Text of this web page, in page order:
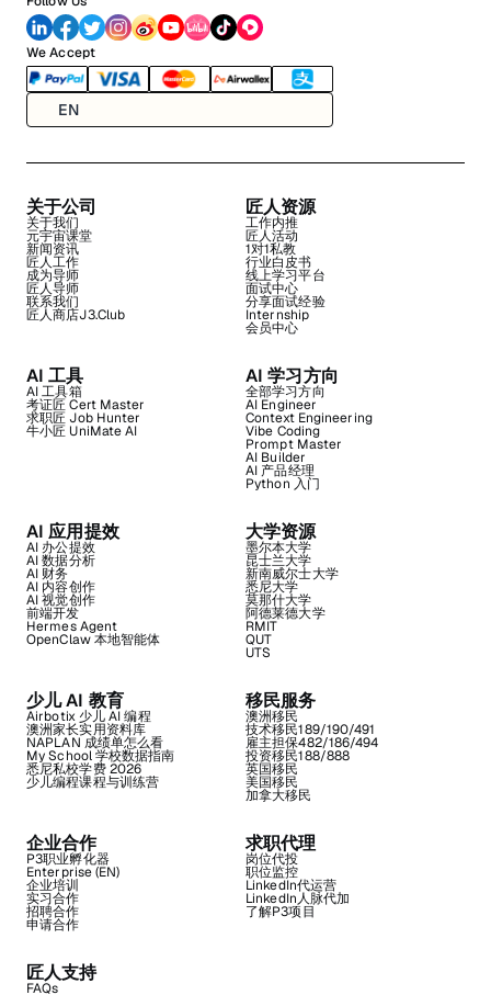
We Accept
EN
关于公司
关于我们
元宇宙课堂
新闻资讯
匠人工作
成为导师
匠人导师
联系我们
匠人商店J3.Club
匠人资源
工作内推
匠人活动
1对1私教
行业白皮书
线上学习平台
面试中心
分享面试经验
Internship
会员中心
AI 工具
AI 工具箱
考证匠 Cert Master
求职匠 Job Hunter
牛小匠 UniMate AI
AI 学习方向
全部学习方向
AI Engineer
Context Engineering
Vibe Coding
Prompt Master
AI Builder
AI 产品经理
Python 入门
AI 应用提效
AI 办公提效
AI 数据分析
AI 财务
AI 内容创作
AI 视觉创作
前端开发
Hermes Agent
OpenClaw 本地智能体
大学资源
墨尔本大学
昆士兰大学
新南威尔士大学
悉尼大学
莫那什大学
阿德莱德大学
RMIT
QUT
UTS
少儿 AI 教育
Airbotix 少儿 AI 编程
澳洲家长实用资料库
NAPLAN 成绩单怎么看
My School 学校数据指南
悉尼私校学费 2026
少儿编程课程与训练营
移民服务
澳洲移民
技术移民189/190/491
雇主担保482/186/494
投资移民188/888
英国移民
美国移民
加拿大移民
企业合作
P3职业孵化器
Enterprise (EN)
企业培训
实习合作
招聘合作
申请合作
求职代理
岗位代投
职位监控
LinkedIn代运营
LinkedIn人脉代加
了解P3项目
匠人支持
FAQs